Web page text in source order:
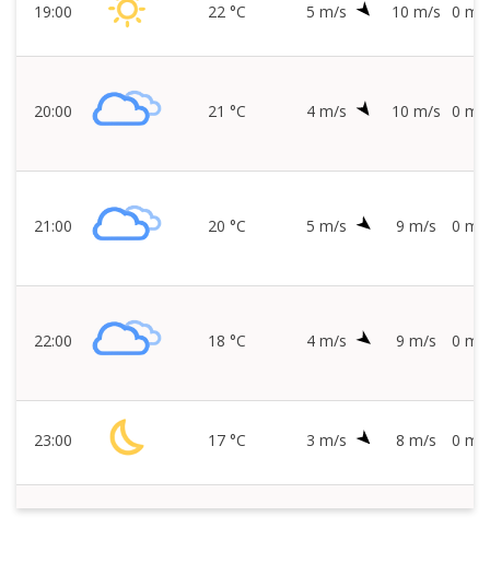
19:00 22 °C 5 m/s 10 m/s 0
20:00 21 °C 4 m/s 10 m/s 0
21:00 20 °C 5 m/s 9 m/s 0
22:00 18 °C 4 m/s 9 m/s 0
23:00 17 °C 3 m/s 8 m/s 0